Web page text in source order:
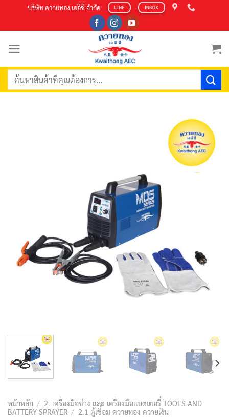
content
บริษัท ควายทอง เออีซี จำกัด LINE INBOX
ค้นหา:
หน้าหลัก / 2. เครื่องมือช่าง และ เครื่องมือแบตเตอรี่ TOOLS AND
BATTERY SPRAYER / 2.1 ตู้เชื่อม ควายทอง ควายเงิน